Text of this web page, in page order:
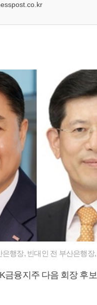
행장, 빈대인 전 부산은행
금융지주 다음 회장 후